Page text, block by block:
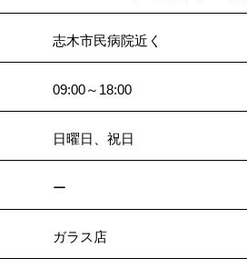
志木市民病院近く
09:00～18:00
日曜日、祝日
ー
ガラス店